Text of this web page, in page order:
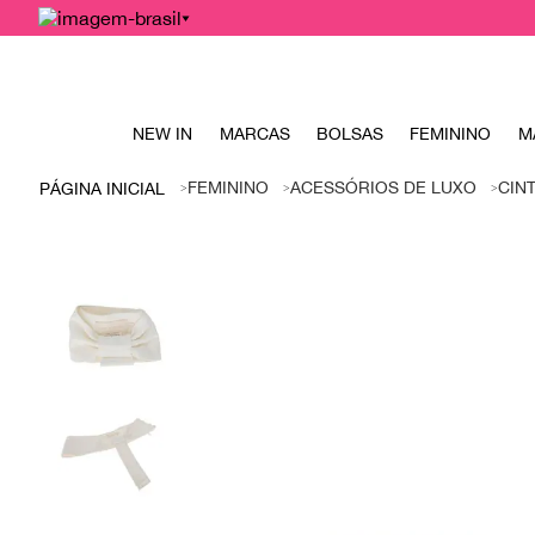
NEW IN MARCAS BOLSAS FEMININO
FEMININO ACESSÓRIOS DE LUXO